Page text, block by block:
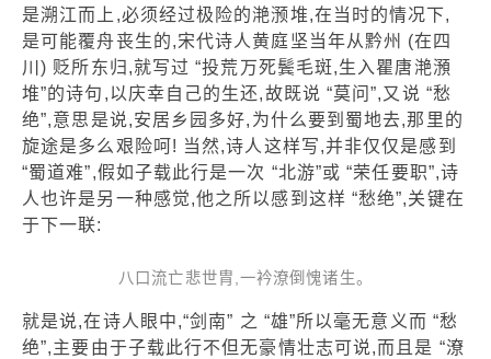
是溯江而上,必须经过极险的滟滪堆,在当时的情况下,
是可能覆舟丧生的,宋代诗人黄庭坚当年从黔州 (在四
川) 贬所东归,就写过 “投荒万死鬓毛斑,生入瞿唐滟澦
堆”的诗句,以庆幸自己的生还,故既说 “莫问”,又说 “愁
绝”,意思是说,安居乡园多好,为什么要到蜀地去,那里的
旋途是多么艰险呵! 当然,诗人这样写,并非仅仅是感到
“蜀道难”,假如子载此行是一次 “北游”或 “荣任要职”,诗
人也许是另一种感觉,他之所以感到这样 “愁绝”,关键在
于下一联:
八口流亡悲世胄,一衿潦倒愧诸生。
就是说,在诗人眼中,“剑南” 之 “雄”所以毫无意义而 “愁
绝”,主要由于子载此行不但无豪情壮志可说,而且是 “潦